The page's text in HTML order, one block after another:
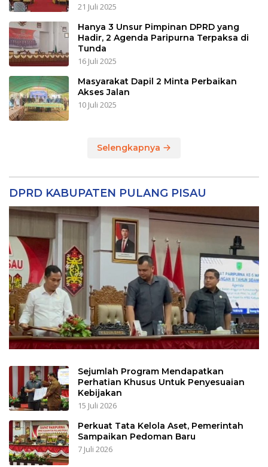
21 Juli 2025
Hanya 3 Unsur Pimpinan DPRD yang
Hadir, 2 Agenda Paripurna Terpaksa di
Tunda
16 Juli 2025
Masyarakat Dapil 2 Minta Perbaikan
Akses Jalan
10 Juli 2025
Selengkapnya
DPRD KABUPATEN PULANG PISAU
Sejumlah Program Mendapatkan
Perhatian Khusus Untuk Penyesuaian
Kebijakan
15 Juli 2026
Perkuat Tata Kelola Aset, Pemerintah
Sampaikan Pedoman Baru
7 Juli 2026